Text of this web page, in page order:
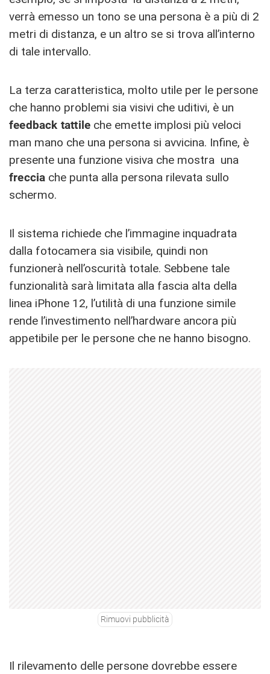
verrà emesso un tono se una persona è a più di 2
metri di distanza, e un altro se si trova all’interno
di tale intervallo.
La terza caratteristica, molto utile per le persone
che hanno problemi sia visivi che uditivi, è un
feedback tattile che emette implosi più veloci
man mano che una persona si avvicina. Infine, è
presente una funzione visiva che mostra una
freccia che punta alla persona rilevata sullo
schermo.
Il sistema richiede che l’immagine inquadrata
dalla fotocamera sia visibile, quindi non
funzionerà nell’oscurità totale. Sebbene tale
funzionalità sarà limitata alla fascia alta della
linea iPhone 12, l’utilità di una funzione simile
rende l’investimento nell’hardware ancora più
appetibile per le persone che ne hanno bisogno.
Rimuovi pubblicità
Il rilevamento delle persone dovrebbe essere